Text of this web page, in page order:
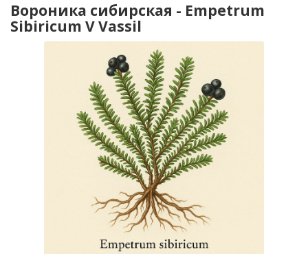
Вороника сибирская - Empetrum
Sibiricum V Vassil